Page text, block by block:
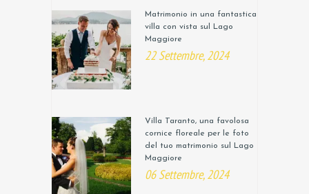
Matrimonio in una fantastica
villa con vista sul Lago
Maggiore
22 Settembre, 2024
Villa Taranto, una favolosa
cornice floreale per le foto
del tuo matrimonio sul Lago
Maggiore
06 Settembre, 2024